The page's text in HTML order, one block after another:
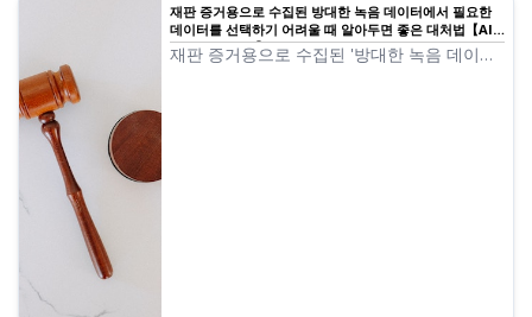
재판 증거용으로 수집된 방대한 녹음 데이터에서 필요한
데이터를 선택하기 어려울 때 알아두면 좋은 대처법【AI
로 텍스트 변환】 | AI 텍스트 변환 서비스 - Mr.
Transcription
재판 증거용으로 수집된 '방대한 녹음 데이터